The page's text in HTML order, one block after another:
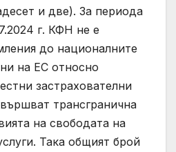
и две). За периода
г. КФН не е
до националните
на ЕС относно
застрахователни
трансгранична
на свободата на
Така общият брой